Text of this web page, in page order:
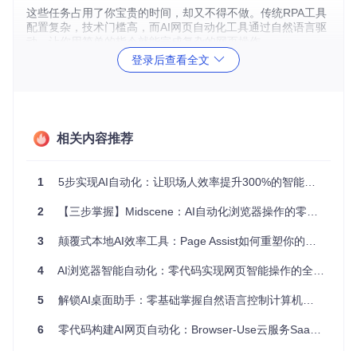
这些任务占用了你宝贵的时间，却又不得不做。传统RPA工具
配置复杂，技术门槛高，而AI网页自动化工具通过自然语言驱
二、AI网页自动化的3大核心方案
AI自动化云服务架构示意图，展示了Browser Use Cloud的核
环境检查：
部署步骤：
获取API密钥
登录后查看全文
相关内容推荐
1 5步实现AI自动化：让职场人效率提升300%的智能流程工具
2 【三步掌握】Midscene：AI自动化浏览器操作的零代码方案
3 颠覆式本地AI效率工具：Page Assist如何重塑你的网页浏览体验
4 AI浏览器智能自动化：零代码实现网页智能操作的全攻略
5 解锁AI桌面助手：零基础掌握自然语言控制计算机的终极指南
6 零代码构建AI网页自动化：Browser-Use云服务SaaS部署指南